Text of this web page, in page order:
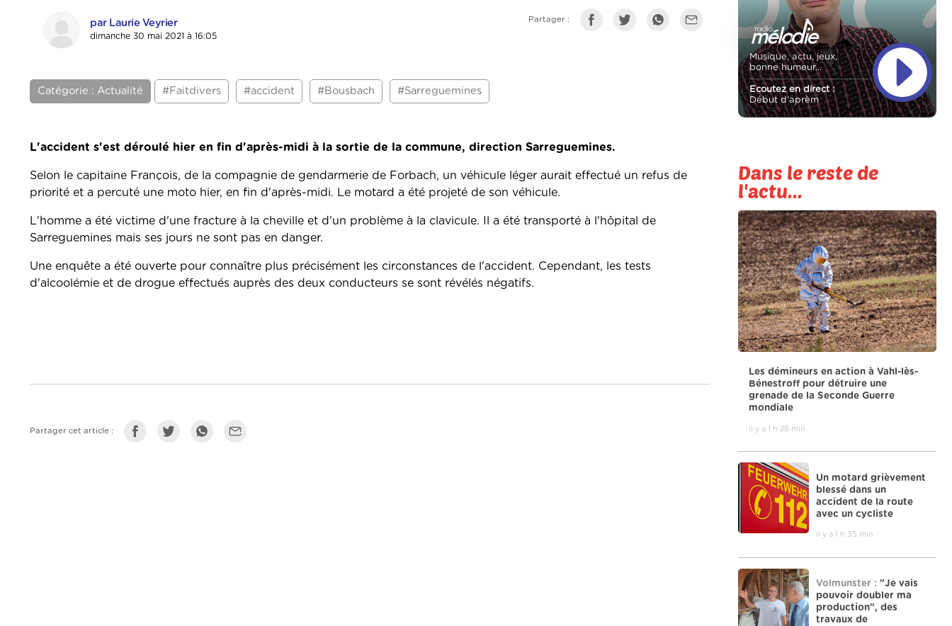
par Laurie Veyrier
dimanche 30 mai 2021 à 16:05
Partager :
Catégorie : Actualité #Faitdivers #accident #Bousbach #Sarreguemines
L'accident s'est déroulé hier en fin d'après-midi à la sortie de la commune, direction Sarreguemines.
Selon le capitaine François, de la compagnie de gendarmerie de Forbach, un véhicule léger aurait effectué un refus de
priorité et a percuté une moto hier, en fin d'après-midi. Le motard a été projeté de son véhicule.
L'homme a été victime d'une fracture à la cheville et d'un problème à la clavicule. Il a été transporté à l'hôpital de
Sarreguemines mais ses jours ne sont pas en danger.
Une enquête a été ouverte pour connaître plus précisément les circonstances de l'accident. Cependant, les tests
d'alcoolémie et de drogue effectués auprès des deux conducteurs se sont révélés négatifs.
Partager cet article :
Musique, actu, jeux,
bonne humeur...
Ecoutez en direct :
Début d'aprèm
Dans le reste de
l'actu...
Les démineurs en action à Vahl-lès-
Bénestroff pour détruire une
grenade de la Seconde Guerre
mondiale
il y a 1 h 28 min
Un motard grièvement
blessé dans un
accident de la route
avec un cycliste
il y a 1 h 35 min
Volmunster : "Je vais
pouvoir doubler ma
production", des
travaux de